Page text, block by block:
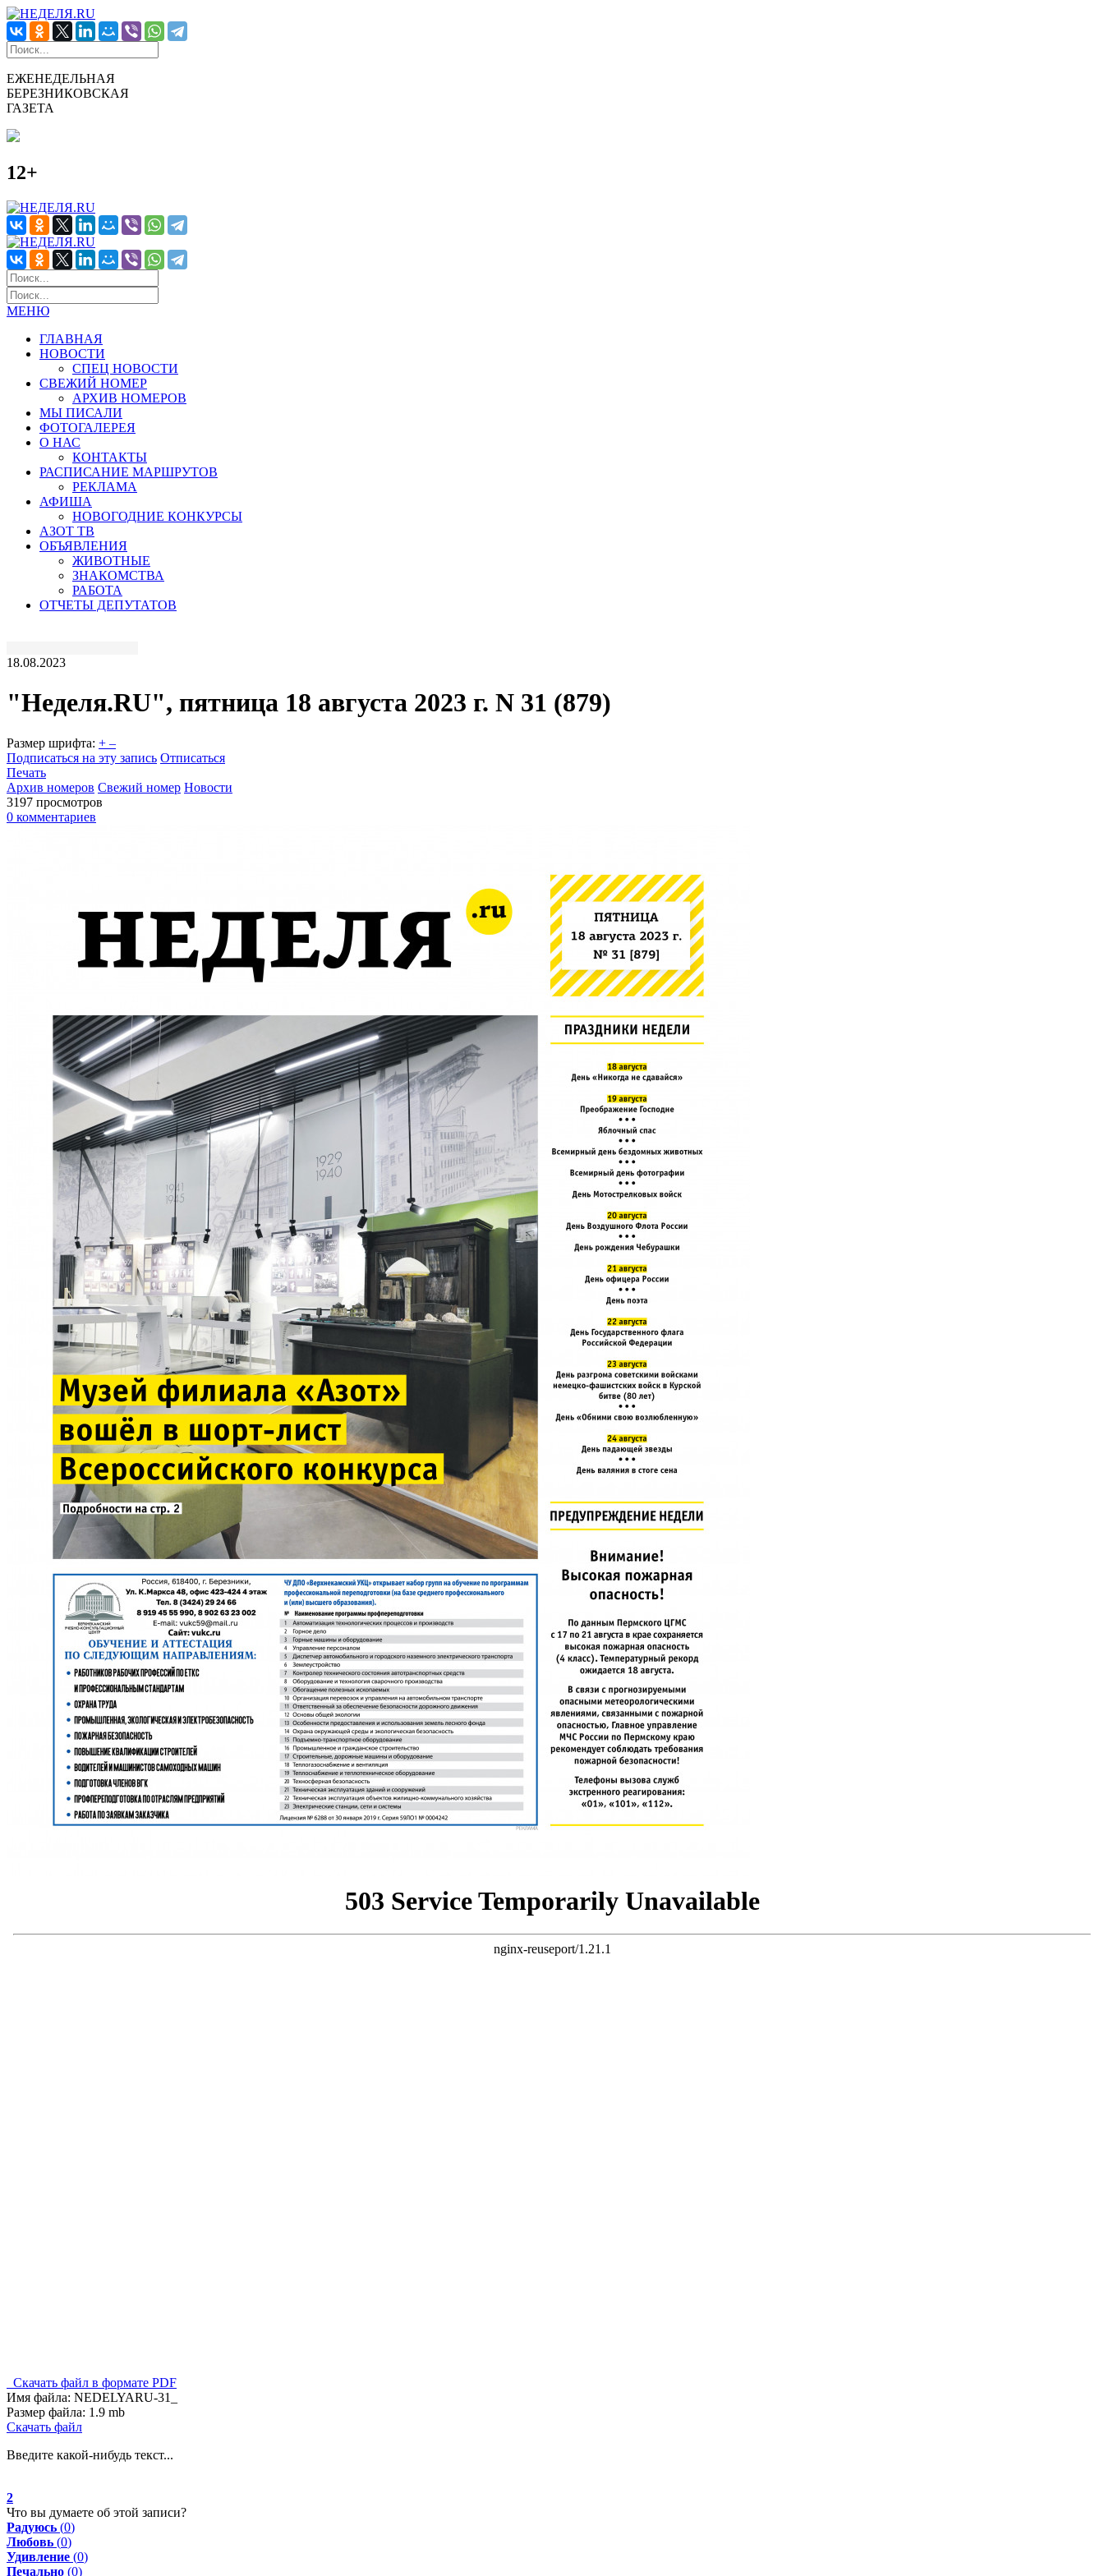
ЕЖЕНЕДЕЛЬНАЯ
БЕРЕЗНИКОВСКАЯ
ГАЗЕТА
12+
МЕНЮ
ГЛАВНАЯ
НОВОСТИ
СПЕЦ НОВОСТИ
СВЕЖИЙ НОМЕР
АРХИВ НОМЕРОВ
МЫ ПИСАЛИ
ФОТОГАЛЕРЕЯ
О НАС
КОНТАКТЫ
РАСПИСАНИЕ МАРШРУТОВ
РЕКЛАМА
АФИША
НОВОГОДНИЕ КОНКУРСЫ
АЗОТ ТВ
ОБЪЯВЛЕНИЯ
ЖИВОТНЫЕ
ЗНАКОМСТВА
РАБОТА
ОТЧЕТЫ ДЕПУТАТОВ
18.08.2023
"Неделя.RU", пятница 18 августа 2023 г. N 31 (879)
Размер шрифта: + –
Подписаться на эту запись Отписаться
Печать
Архив номеров Свежий номер Новости
3197 просмотров
0 комментариев
Скачать файл в формате PDF
Имя файла: NEDELYARU-31_
Размер файла: 1.9 mb
Скачать файл
Введите какой-нибудь текст...
2
Что вы думаете об этой записи?
Радуюсь (0)
Любовь (0)
Удивление (0)
Печально (0)